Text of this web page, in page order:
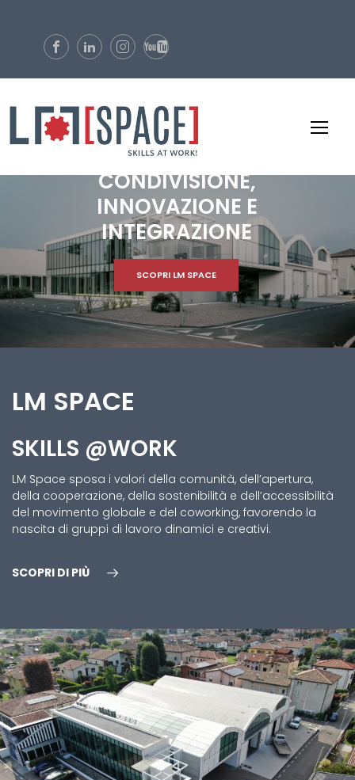
CONDIVISIONE,
INNOVAZIONE E
INTEGRAZIONE
SCOPRI LM SPACE
LM SPACE
SKILLS @WORK
LM Space sposa i valori della comunità, dell’apertura,
della cooperazione, della sostenibilità e dell’accessibilità
del movimento globale e del coworking, favorendo la
nascita di gruppi di lavoro dinamici e creativi.
SCOPRI DI PIÙ